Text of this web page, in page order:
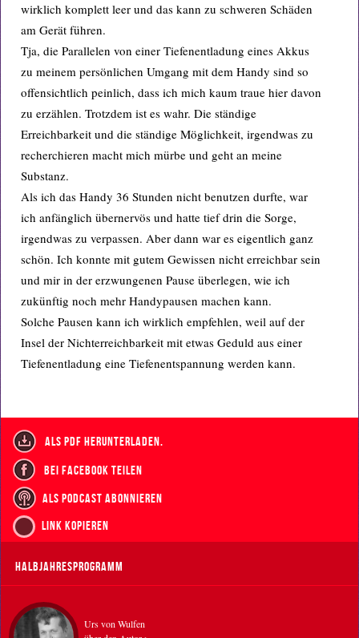
wirklich komplett leer und das kann zu schweren Schäden
am Gerät führen.
Tja, die Parallelen von einer Tiefenentladung eines Akkus
zu meinem persönlichen Umgang mit dem Handy sind so
offensichtlich peinlich, dass ich mich kaum traue hier davon
zu erzählen. Trotzdem ist es wahr. Die ständige
Erreichbarkeit und die ständige Möglichkeit, irgendwas zu
recherchieren macht mich mürbe und geht an meine
Substanz.
Als ich das Handy 36 Stunden nicht benutzen durfte, war
ich anfänglich übernervös und hatte tief drin die Sorge,
irgendwas zu verpassen. Aber dann war es eigentlich ganz
schön. Ich konnte mit gutem Gewissen nicht erreichbar sein
und mir in der erzwungenen Pause überlegen, wie ich
zukünftig noch mehr Handypausen machen kann.
Solche Pausen kann ich wirklich empfehlen, weil auf der
Insel der Nichterreichbarkeit mit etwas Geduld aus einer
Tiefenentladung eine Tiefenentspannung werden kann.
als PDF herunterladen.
bei Facebook teilen
als Podcast abonnieren
Link kopieren
Halbjahresprogramm
Urs von Wulfen